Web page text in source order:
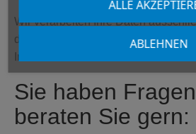
Wir verarbeiten Ihre Daten
des Newsletters.
Informationen zum Datenschutz
Sie haben
beraten Sie gern:
ABLEHNEN
ALLE